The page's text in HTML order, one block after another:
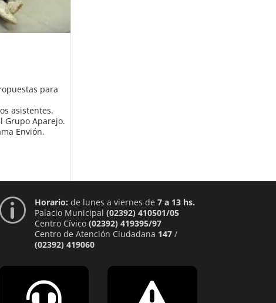
para
asistentes.
Grupo Aparejo.
Envión.
p Horario: de lunes a viernes de 7 a 13 hs.
Palacio Municipal (02392) 410501/05
Centro Cívico (02392) 419395/97
Centro de Atención Ciudadana 147/
(02392) 419060